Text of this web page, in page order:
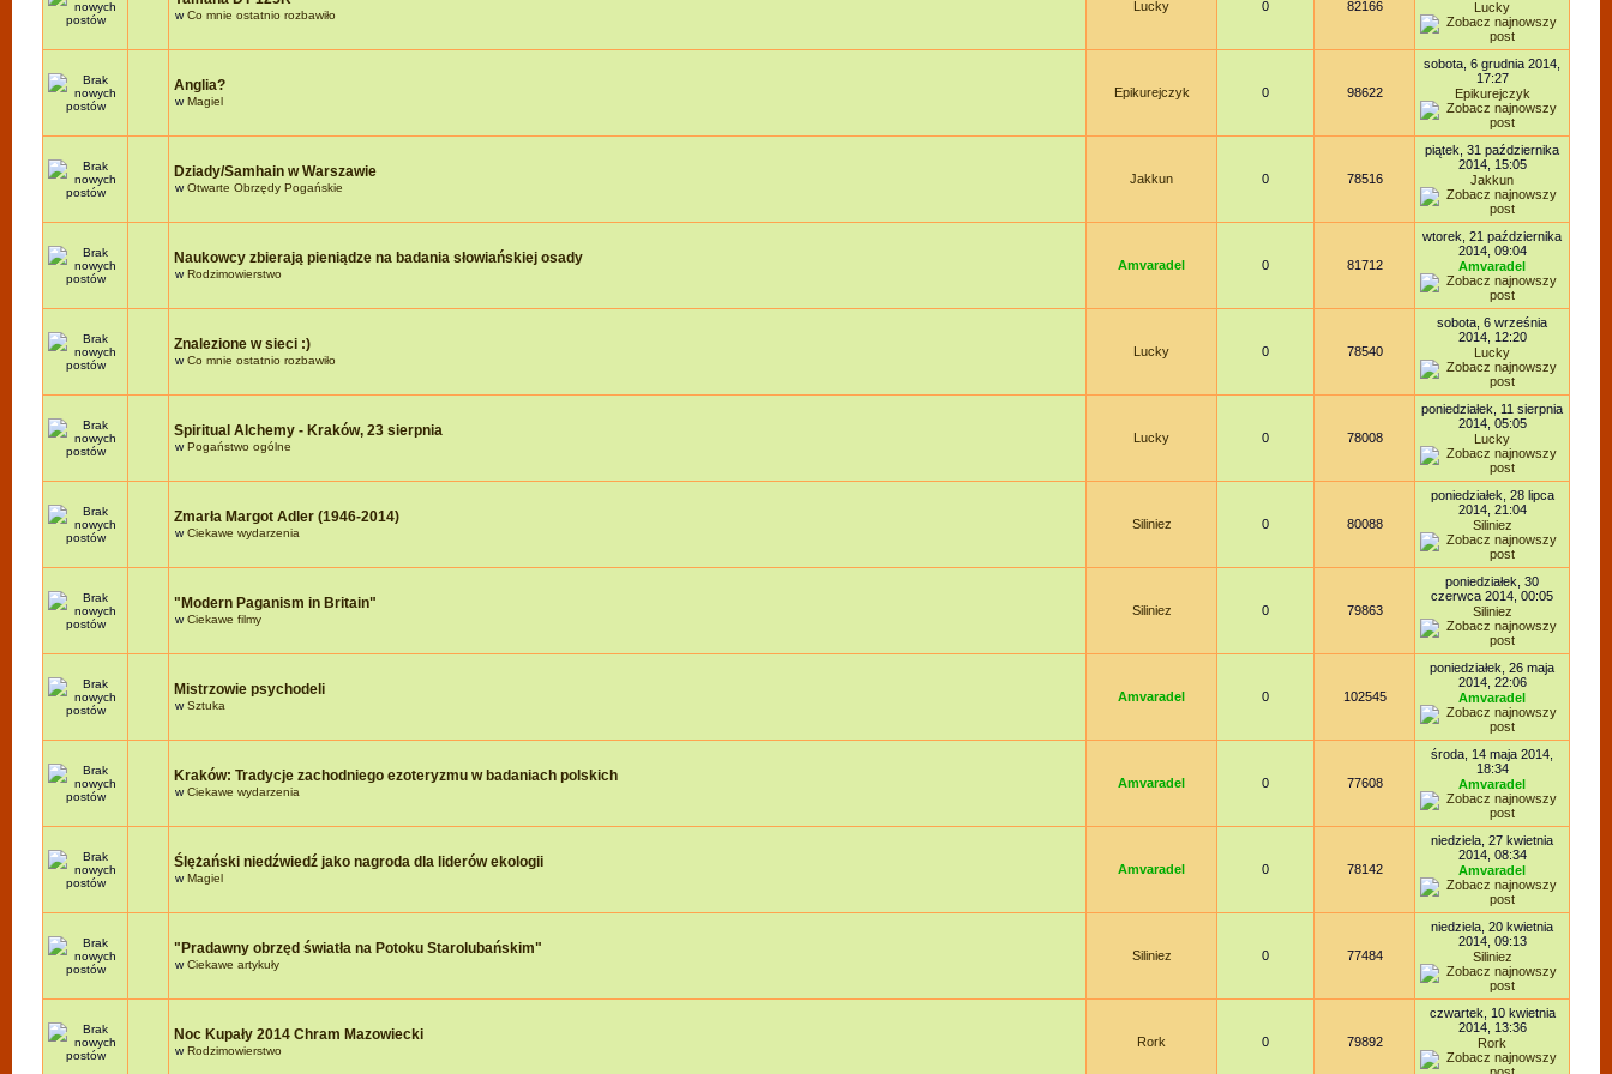
wCo mnie ostatnio rozbawiło
Lucky 0 82166
Lucky
Anglia?
wMagiel
Epikurejczyk 0 98622
sobota, 6 grudnia 2014,
17:27
Epikurejczyk
Dziady/Samhain w Warszawie
wOtwarte Obrzędy Pogańskie
Jakkun 0 78516
piątek, 31 października
2014, 15:05
Jakkun
Naukowcy zbierają pieniądze na badania słowiańskiej osady
wRodzimowierstwo
Amvaradel 0 81712
wtorek, 21 października
2014, 09:04
Amvaradel
Znalezione w sieci :)
wCo mnie ostatnio rozbawiło
Lucky 0 78540
sobota, 6 września
2014, 12:20
Lucky
Spiritual Alchemy - Kraków, 23 sierpnia
wPogaństwo ogólne
Lucky 0 78008
poniedziałek, 11 sierpnia
2014, 05:05
Lucky
Zmarła Margot Adler (1946-2014)
wCiekawe wydarzenia
Siliniez 0 80088
poniedziałek, 28 lipca
2014, 21:04
Siliniez
"Modern Paganism in Britain"
wCiekawe filmy
Siliniez 0 79863
poniedziałek, 30
czerwca 2014, 00:05
Siliniez
Mistrzowie psychodeli
wSztuka
Amvaradel 0 102545
poniedziałek, 26 maja
2014, 22:06
Amvaradel
Kraków: Tradycje zachodniego ezoteryzmu w badaniach polskich
wCiekawe wydarzenia
Amvaradel 0 77608
środa, 14 maja 2014,
18:34
Amvaradel
Ślężański niedźwiedź jako nagroda dla liderów ekologii
wMagiel
Amvaradel 0 78142
niedziela, 27 kwietnia
2014, 08:34
Amvaradel
"Pradawny obrzęd światła na Potoku Starolubańskim"
wCiekawe artykuły
Siliniez 0 77484
niedziela, 20 kwietnia
2014, 09:13
Siliniez
Noc Kupały 2014 Chram Mazowiecki
wRodzimowierstwo
Rork 0 79892
czwartek, 10 kwietnia
2014, 13:36
Rork